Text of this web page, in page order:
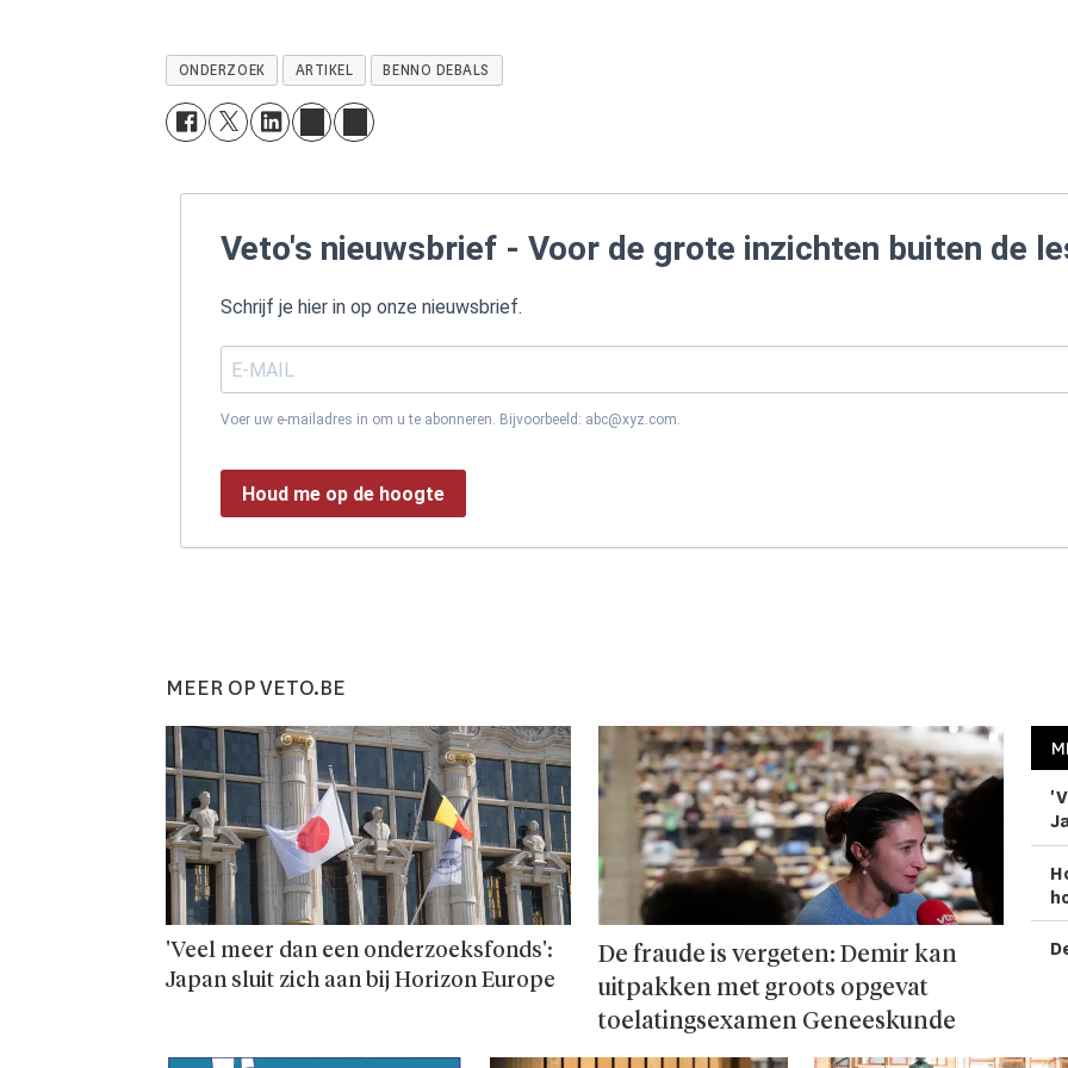
ONDERZOEK ARTIKEL BENNO DEBALS
Veto's nieuwsbrief - Voor de grote inzichten buiten de
Schrijf je hier in op onze nieuwsbrief.
Voer uw e-mailadres in om u te abonneren. Bijvoorbeeld: abc@xyz.com.
Houd me op de hoogte
MEER OP VETO.BE
'Veel meer dan een onderzoeks­fonds':
Japan sluit zich aan bij Horizon Europe
De fraude is vergeten: Demir kan
uitpakken met groots opgevat
toelatingsexamen Geneeskunde